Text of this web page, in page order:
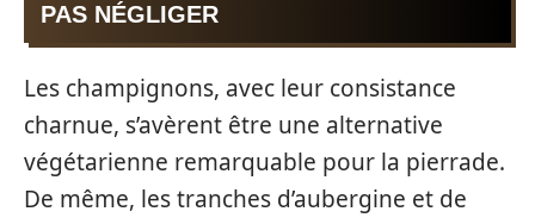
PAS NÉGLIGER
Les champignons, avec leur consistance
charnue, s’avèrent être une alternative
végétarienne remarquable pour la pierrade.
De même, les tranches d’aubergine et de